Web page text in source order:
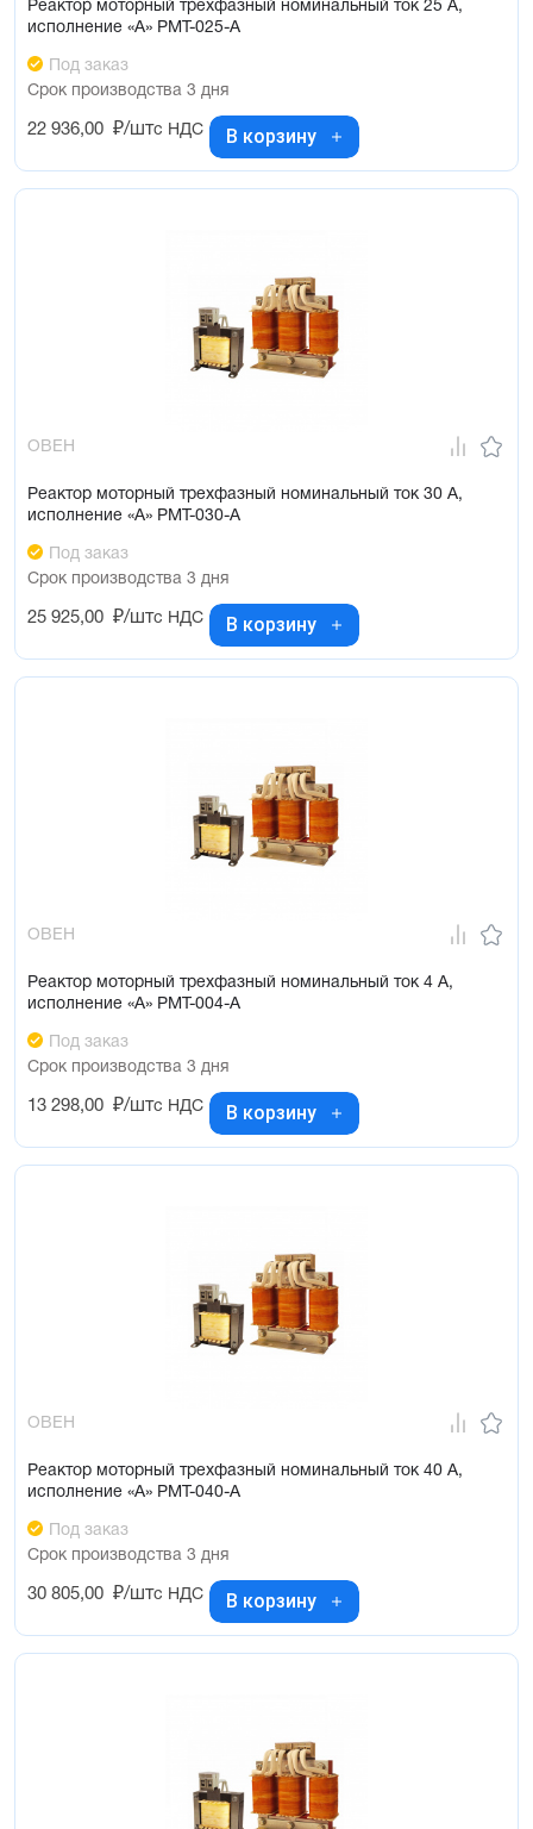
Реактор моторный трехфазный номинальный ток 25 А,
исполнение «А» РМТ-025-А
Под заказ
Срок производства 3 дня
22 936,00 ₽/штс НДС В корзину
ОВЕН
Реактор моторный трехфазный номинальный ток 30 А,
исполнение «А» РМТ-030-А
Под заказ
Срок производства 3 дня
25 925,00 ₽/штс НДС В корзину
ОВЕН
Реактор моторный трехфазный номинальный ток 4 А,
исполнение «А» РМТ-004-А
Под заказ
Срок производства 3 дня
13 298,00 ₽/штс НДС В корзину
ОВЕН
Реактор моторный трехфазный номинальный ток 40 А,
исполнение «А» РМТ-040-А
Под заказ
Срок производства 3 дня
30 805,00 ₽/штс НДС В корзину